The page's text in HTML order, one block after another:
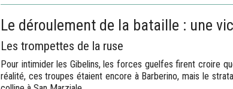
Le déroulement de la bataille : une
Les trompettes de la ruse
Pour intimider les Gibelins, les forces guelfes firent croire
réalité, ces troupes étaient encore à Barberino, mais le